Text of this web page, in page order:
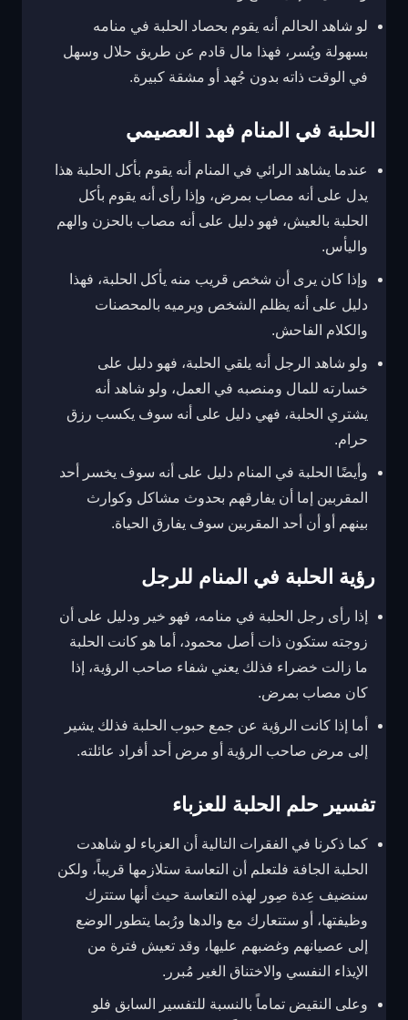
لو شاهد الحالم أنه يقوم بحصاد الحلبة في منامه
بسهولة ويُسر، فهذا مال قادم عن طريق حلال وسهل
في الوقت ذاته بدون جُهد أو مشقة كبيرة.
الحلبة في المنام فهد العصيمي
عندما يشاهد الرائي في المنام أنه يقوم بأكل الحلبة هذا
يدل على أنه مصاب بمرض، وإذا رأى أنه يقوم بأكل
الحلبة بالعيش، فهو دليل على أنه مصاب بالحزن والهم
واليأس.
وإذا كان يرى أن شخص قريب منه يأكل الحلبة، فهذا
دليل على أنه يظلم الشخص ويرميه بالمحصنات
والكلام الفاحش.
ولو شاهد الرجل أنه يلقي الحلبة، فهو دليل على
خسارته للمال ومنصبه في العمل، ولو شاهد أنه
يشتري الحلبة، فهي دليل على أنه سوف يكسب رزق
حرام.
وأيضًا الحلبة في المنام دليل على أنه سوف يخسر أحد
المقربين إما أن يفارقهم بحدوث مشاكل وكوارث
بينهم أو أن أحد المقربين سوف يفارق الحياة.
رؤية الحلبة في المنام للرجل
إذا رأى رجل الحلبة في منامه، فهو خير ودليل على أن
زوجته ستكون ذات أصل محمود، أما هو كانت الحلبة
ما زالت خضراء فذلك يعني شفاء صاحب الرؤية، إذا
كان مصاب بمرض.
أما إذا كانت الرؤية عن جمع حبوب الحلبة فذلك يشير
إلى مرض صاحب الرؤية أو مرض أحد أفراد عائلته.
تفسير حلم الحلبة للعزباء
كما ذكرنا في الفقرات التالية أن العزباء لو شاهدت
الحلبة الجافة فلتعلم أن التعاسة ستلازمها قريباً، ولكن
سنضيف عِدة صِور لهذه التعاسة حيث أنها ستترك
وظيفتها، أو ستتعارك مع والدها ورُبما يتطور الوضع
إلى عصيانهم وغضبهم عليها، وقد تعيش فترة من
الإيذاء النفسي والاختناق الغير مُبرر.
وعلى النقيض تماماً بالنسبة للتفسير السابق فلو